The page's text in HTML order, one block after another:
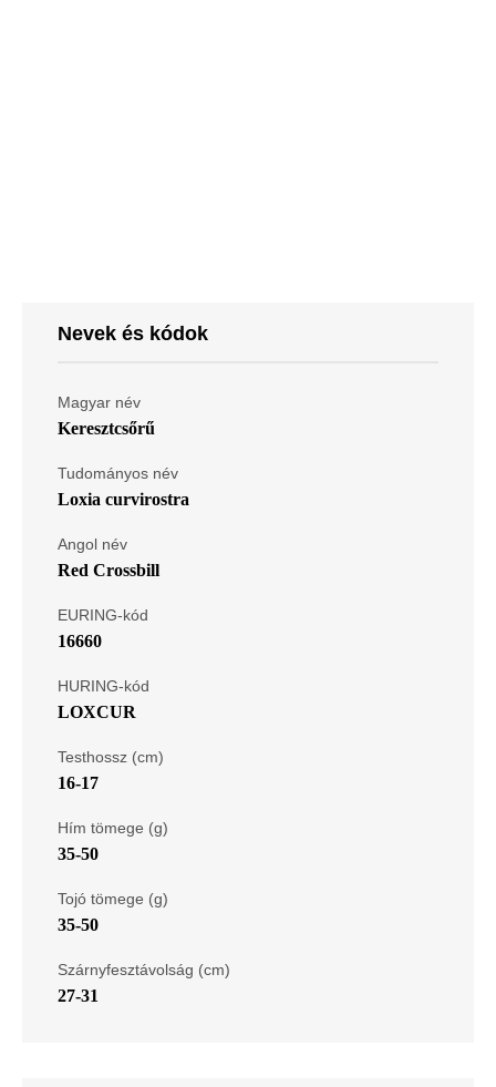
Nevek és kódok
Magyar név
Keresztcsőrű
Tudományos név
Loxia curvirostra
Angol név
Red Crossbill
EURING-kód
16660
HURING-kód
LOXCUR
Testhossz (cm)
16-17
Hím tömege (g)
35-50
Tojó tömege (g)
35-50
Szárnyfesztávolság (cm)
27-31